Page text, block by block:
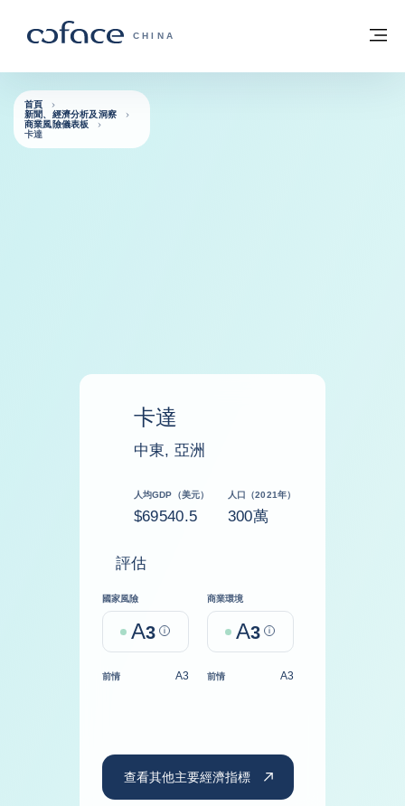
科法斯：攜手共創安全貿易 - 首頁
CHINA
返回首頁
首頁
新聞、經濟分析及洞察
商業風險儀表板
卡達
卡達
中東, 亞洲
人均GDP（美元）
$69540.5
人口（2021年）
300萬
評估
國家風險
A3 Help
商業環境
A3 Help
前情 A3 前情 A3
查看其他主要經濟指標